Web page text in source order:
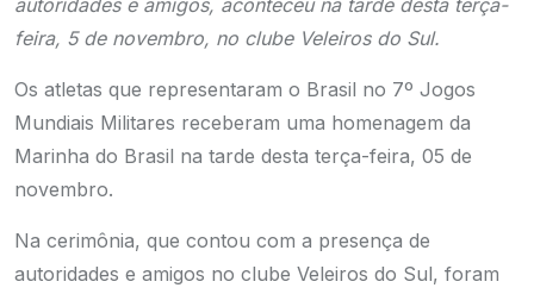
autoridades e amigos, aconteceu na tarde desta terça-
feira, 5 de novembro, no clube Veleiros do Sul.
Os atletas que representaram o Brasil no 7º Jogos
Mundiais Militares receberam uma homenagem da
Marinha do Brasil na tarde desta terça-feira, 05 de
novembro.
Na cerimônia, que contou com a presença de
autoridades e amigos no clube Veleiros do Sul, foram